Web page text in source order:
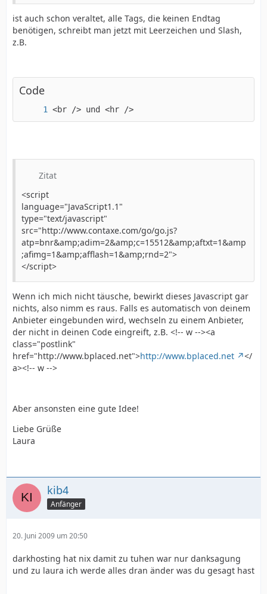
ist auch schon veraltet, alle Tags, die keinen Endtag
benötigen, schreibt man jetzt mit Leerzeichen und Slash,
z.B.
Code
<br /> und <hr />
Zitat
<script
language="JavaScript1.1"
type="text/javascript"
src="http://www.contaxe.com/go/go.js?
atp=bnr&amp;adim=2&amp;c=15512&amp;aftxt=1&amp
;afimg=1&amp;afflash=1&amp;rnd=2">
</script>
Wenn ich mich nicht täusche, bewirkt dieses Javascript gar
nichts, also nimm es raus. Falls es automatisch von deinem
Anbieter eingebunden wird, wechseln zu einem Anbieter,
der nicht in deinen Code eingreift, z.B. <!-- w --><a
class="postlink"
href="http://www.bplaced.net">http://www.bplaced.net
</
a><!-- w -->
Aber ansonsten eine gute Idee!
Liebe Grüße
Laura
kib4
Anfänger
20. Juni 2009 um 20:50
darkhosting hat nix damit zu tuhen war nur danksagung
und zu laura ich werde alles dran änder was du gesagt hast